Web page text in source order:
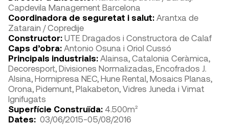
Capdevila Management Barcelona
Coordinadora de seguretat i salut: Arantxa de
Zatarain / Copredije
Constructor: UTE Dragados i Constructora de Calaf
Caps d’obra: Antonio Osuna i Oriol Cussó
Principals industrials: Alainsa, Catalonia Ceràmica,
Decoresport, Divisiones Normalizadas, Encofrados J.
Alsina, Hormipresa NEC, Hune Rental, Mosaics Planas,
Orona, Pidemunt, Plakabeton, Vidres Juneda i Vimat
Ignifugats
Superfície Construïda: 4.500m²
Dates: 03/06/2015-05/08/2016